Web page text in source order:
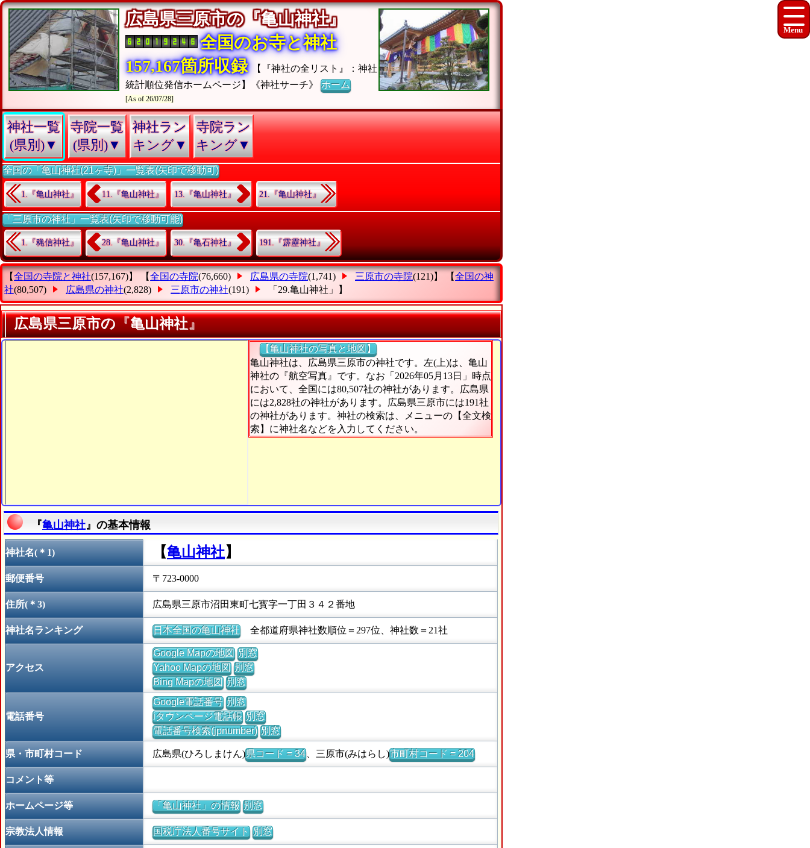
広島県三原市の『亀山神社』
全国のお寺と神社
157,167箇所収録
【『神社の全リスト』：神社
統計順位発信ホームページ】《神社サーチ》ホーム
[As of 26/07/28]
神社一覧
(県別)▼
寺院一覧
(県別)▼
神社ラン
キング▼
寺院ラン
キング▼
全国の「亀山神社(21ヶ寺)」一覧表(矢印で移動可)
1.『亀山神社』 11.『亀山神社』 13.『亀山神社』 21.『亀山神社』
「三原市の神社」一覧表(矢印で移動可能)
1.『穐信神社』 28.『亀山神社』 30.『亀石神社』 191.『霹靂神社』
【全国の寺院と神社(157,167)】 【全国の寺院(76,660) 広島県の寺院(1,741) 三原市の寺院(121)】 【全国の神
社(80,507) 広島県の神社(2,828) 三原市の神社(191) 「29.亀山神社」 】
広島県三原市の『亀山神社』
【亀山神社の写真と地図】
亀山神社は、広島県三原市の神社です。左(上)は、亀山
神社の『航空写真』です。なお「2026年05月13日」時点
において、全国には80,507社の神社があります。広島県
には2,828社の神社があります。広島県三原市には191社
の神社があります。神社の検索は、メニューの【全文検
索】に神社名などを入力してください。
『亀山神社 』の基本情報
神社名(＊1) 【亀山神社】
郵便番号 〒723-0000
住所(＊3) 広島県三原市沼田東町七寳字一丁田３４２番地
神社名ランキング 日本全国の亀山神社全都道府県神社数順位＝297位、神社数＝21社
アクセス
Google Mapの地図 別窓
Yahoo Mapの地図 別窓
Bing Mapの地図 別窓
電話番号
Google電話番号 別窓
iタウンページ電話帳 別窓
電話番号検索(jpnumber) 別窓
県・市町村コード 広島県(ひろしまけん)県コード = 34、三原市(みはらし)市町村コード = 204
コメント等
ホームページ等 「亀山神社」の情報 別窓
宗教法人情報 国税庁法人番号サイト 別窓